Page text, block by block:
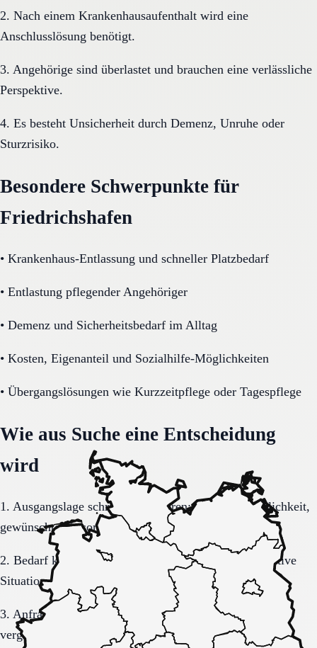
2. Nach einem Krankenhausaufenthalt wird eine
Anschlusslösung benötigt.
3. Angehörige sind überlastet und brauchen eine verlässliche
Perspektive.
4. Es besteht Unsicherheit durch Demenz, Unruhe oder
Sturzrisiko.
Besondere Schwerpunkte für
Friedrichshafen
• Krankenhaus-Entlassung und schneller Platzbedarf
• Entlastung pflegender Angehöriger
• Demenz und Sicherheitsbedarf im Alltag
• Kosten, Eigenanteil und Sozialhilfe-Möglichkeiten
• Übergangslösungen wie Kurzzeitpflege oder Tagespflege
Wie aus Suche eine Entscheidung
wird
1. Ausgangslage schriftlich sortieren: Region, Dringlichkeit,
gewünschte Versorgungsform.
2. Bedarf konkretisieren: Pflegegrad, Mobilität, kognitive
Situation, Kostenrahmen.
3. Anfrage sauber formulieren, damit Rückmeldungen
vergleichbar bleiben.